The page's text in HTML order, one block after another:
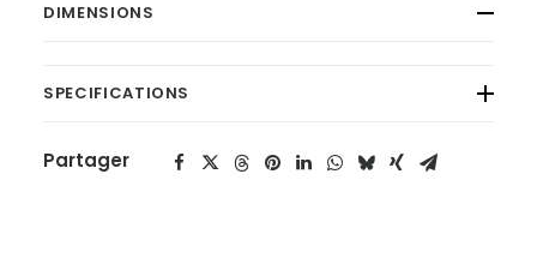
DIMENSIONS
SPECIFICATIONS
Partager